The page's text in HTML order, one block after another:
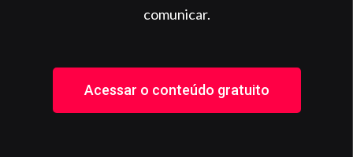
comunicar.
Acessar o conteúdo gratuito